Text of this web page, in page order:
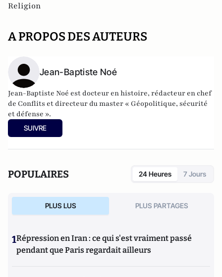
Religion
A PROPOS DES AUTEURS
Jean-Baptiste Noé
Jean-Baptiste Noé est docteur en histoire, rédacteur en chef
de Conflits et directeur du master « Géopolitique, sécurité
et défense ».
SUIVRE
POPULAIRES 24 Heures 7 Jours
PLUS LUS PLUS PARTAGES
1Répression en Iran : ce qui s'est vraiment passé
pendant que Paris regardait ailleurs